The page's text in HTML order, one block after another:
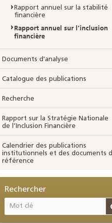
Rapport annuel sur la stabilité
financière
Rapport annuel sur l’inclusion
financière
Documents d'analyse
Catalogue des publications
Recherche
Rapport sur la Stratégie Nationale
de l’Inclusion Financière
Calendrier des publications
institutionnels et des documents
référence
Rechercher